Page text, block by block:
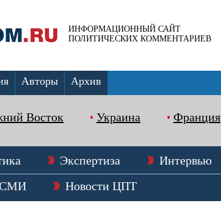
ИНФОРМАЦИОННЫЙ САЙТ
ПОЛИТИЧЕСКИХ КОММЕНТАРИЕВ
Авторы Архив
Восток Украина Франция
Экспертиза Интервью
СМИ Новости ЦПТ